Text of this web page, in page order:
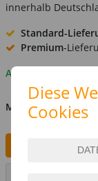
innerhalb
Standard-
Premium-
Auf Lager
MENGE
Diese
Cookies